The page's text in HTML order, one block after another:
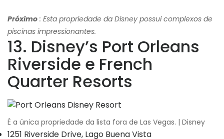
Próximo : Esta propriedade da Disney possui complexos de
piscinas impressionantes.
13. Disney’s Port Orleans
Riverside e French
Quarter Resorts
É a única propriedade da lista fora de Las Vegas. | Disney
1251 Riverside Drive, Lago Buena Vista